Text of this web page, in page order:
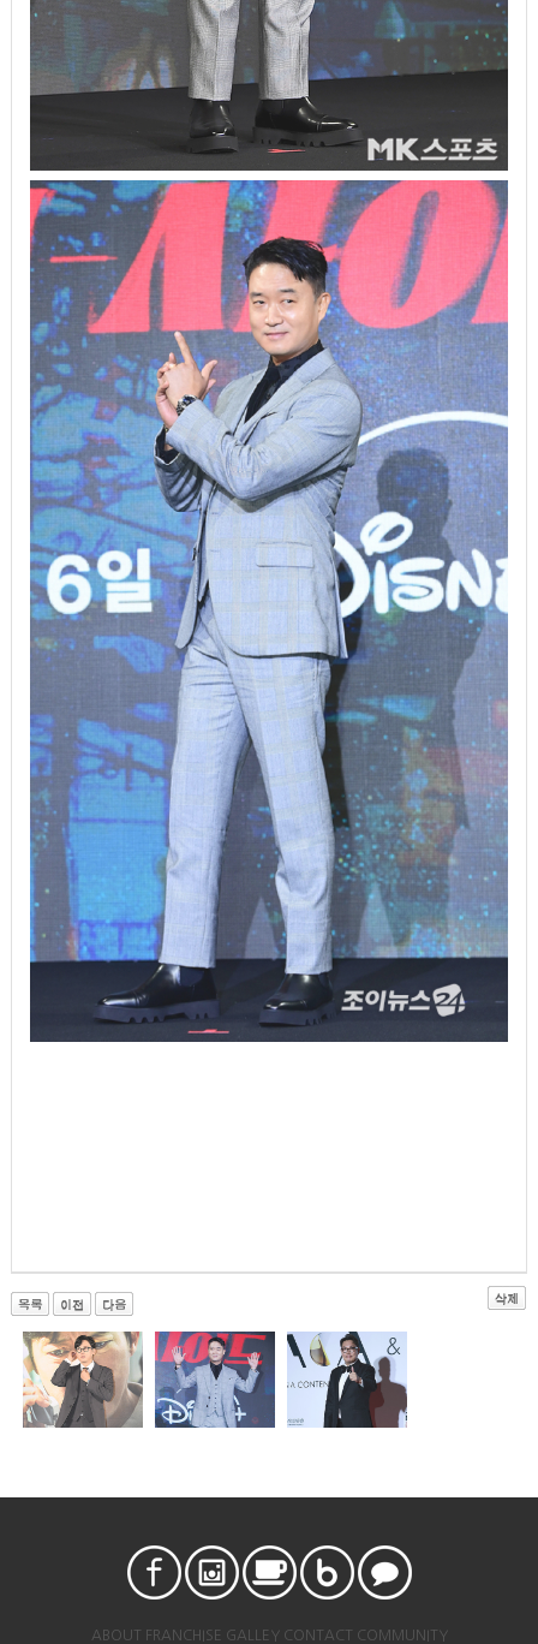
ABOUT FRANCHISE GALLEY CONTACT COMMUNITY